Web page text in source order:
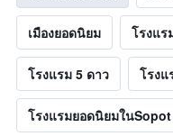
เมืองยอดนิยม โรงแร
โรงแรม 5 ดาว โรงแ
โรงแรมยอดนิยมใน